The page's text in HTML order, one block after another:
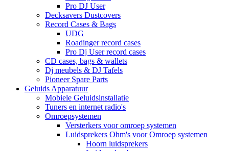
Pro DJ User
Decksavers Dustcovers
Record Cases & Bags
UDG
Roadinger record cases
Pro Dj User record cases
CD cases, bags & wallets
Dj meubels & DJ Tafels
Pioneer Spare Parts
Geluids Apparatuur
Mobiele Geluidsinstallatie
Tuners en internet radio's
Omroepsystemen
Versterkers voor omroep systemen
Luidsprekers Ohm's voor Omroep systemen
Hoorn luidsprekers